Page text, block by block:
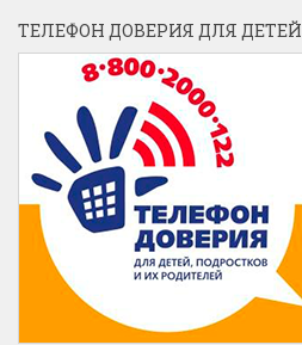
ТЕЛЕФОН ДОВЕРИЯ ДЛЯ ДЕТЕЙ